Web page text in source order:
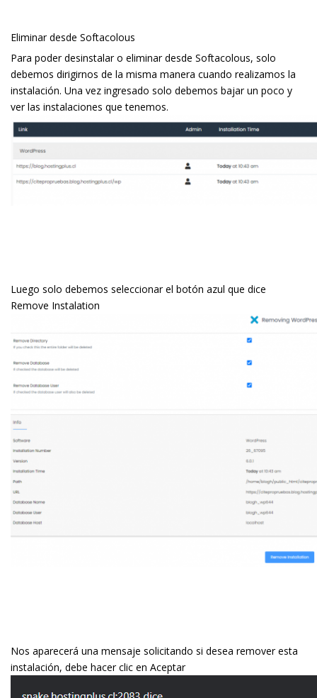
Eliminar desde Softacolous
Para poder desinstalar o eliminar desde Softacolous, solo
debemos dirigirnos de la misma manera cuando realizamos la
instalación. Una vez ingresado solo debemos bajar un poco y
ver las instalaciones que tenemos.
Luego solo debemos seleccionar el botón azul que dice
Remove Instalation
Nos aparecerá una mensaje solicitando si desea remover esta
instalación, debe hacer clic en Aceptar